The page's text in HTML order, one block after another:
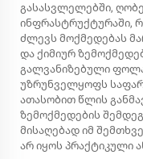
გასასვლელებში,
ინფრასტრუქტურაში,
ძლევს მოქმედებას
და ქიმიურ
გალვანიზებული
უზრუნველყოფს
ათასობით წლის
ზემოქმედების
მისაღებად იმ
არ იყოს პრაქტიკული